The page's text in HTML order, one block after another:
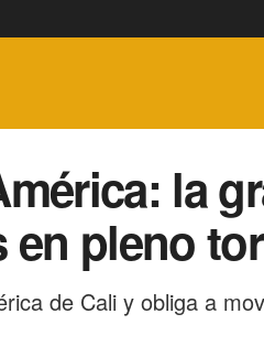
la
en pleno
de Cali y obliga a